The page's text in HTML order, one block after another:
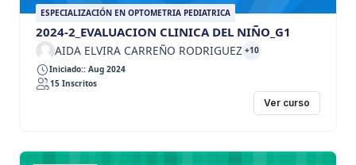
ESPECIALIZACIÓN EN OPTOMETRIA PEDIATRICA
2024-2_EVALUACION CLINICA DEL NIÑO_G1
AIDA ELVIRA CARREÑO RODRIGUEZ +10
Iniciado:: Aug 2024
15 Inscritos
Ver curso